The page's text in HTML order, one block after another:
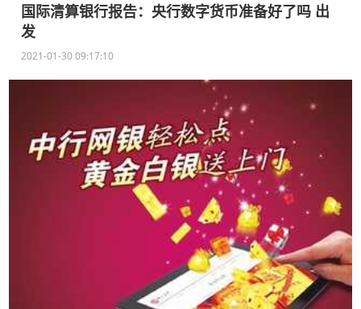
国际清算银行报告：央行数字货币准备好了吗 出
发
2021-01-30 09:17:10